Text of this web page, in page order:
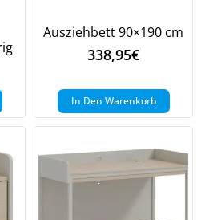
Ausziehbett 90×190 cm
338,95€
In Den Warenkorb
5% Rabatt
Bestellung sichern!
Code senden